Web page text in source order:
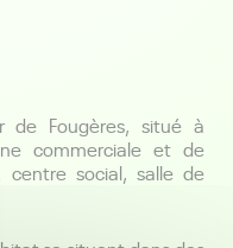
de Fougères, situé à
commerciale et de
centre social, salle de